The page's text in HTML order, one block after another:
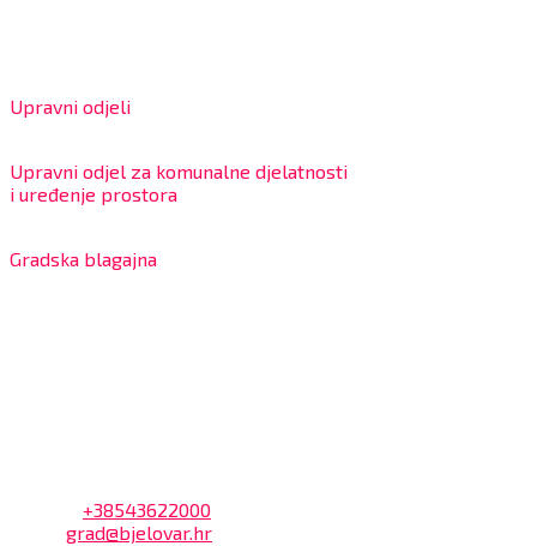
Upravni odjeli
Upravni odjel za komunalne djelatnosti
i uređenje prostora
Gradska blagajna
+38543622000
grad@bjelovar.hr